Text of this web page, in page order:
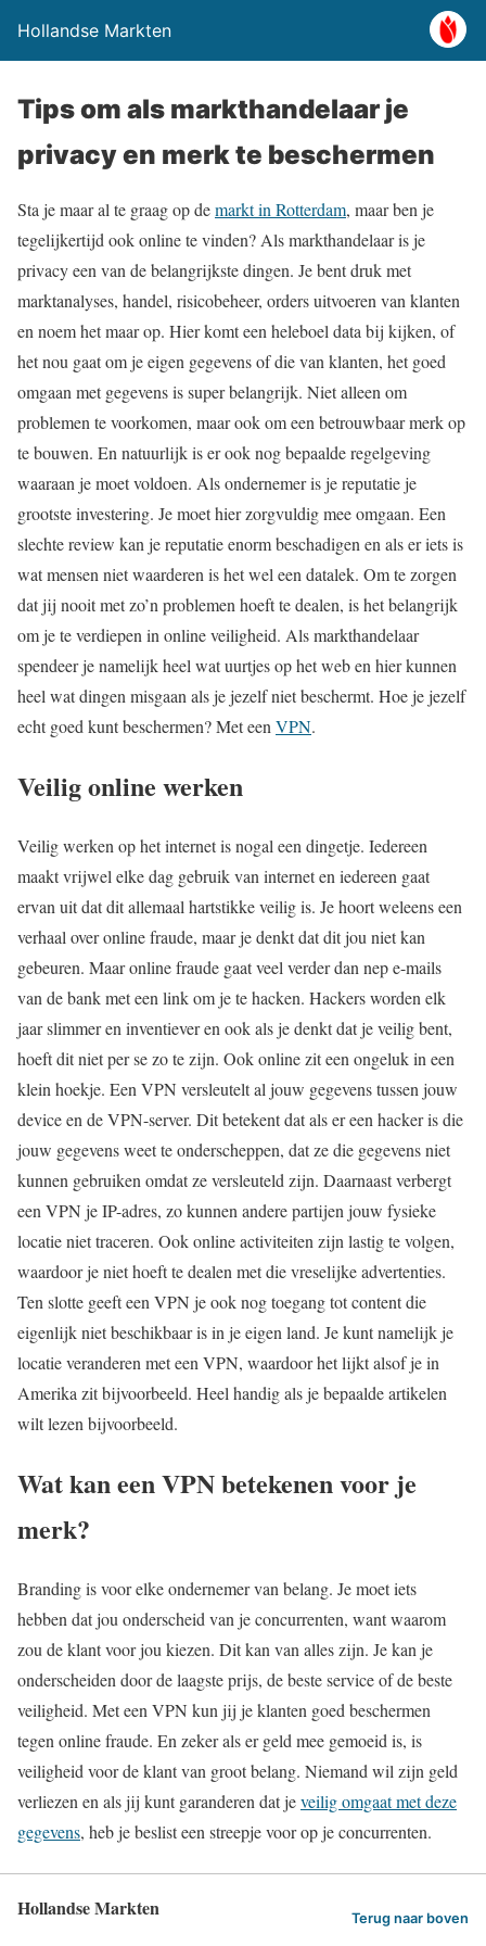
Hollandse Markten
Tips om als markthandelaar je
privacy en merk te beschermen
Sta je maar al te graag op demarkt in Rotterdam, maar ben je
tegelijkertijd ook online te vinden? Als markthandelaar is je
privacy een van de belangrijkste dingen. Je bent druk met
marktanalyses, handel, risicobeheer, orders uitvoeren van klanten
en noem het maar op. Hier komt een heleboel data bij kijken, of
het nou gaat om je eigen gegevens of die van klanten, het goed
omgaan met gegevens is super belangrijk. Niet alleen om
problemen te voorkomen, maar ook om een betrouwbaar merk op
te bouwen. En natuurlijk is er ook nog bepaalde regelgeving
waaraan je moet voldoen. Als ondernemer is je reputatie je
grootste investering. Je moet hier zorgvuldig mee omgaan. Een
slechte review kan je reputatie enorm beschadigen en als er iets is
wat mensen niet waarderen is het wel een datalek. Om te zorgen
dat jij nooit met zo’n problemen hoeft te dealen, is het belangrijk
om je te verdiepen in online veiligheid. Als markthandelaar
spendeer je namelijk heel wat uurtjes op het web en hier kunnen
heel wat dingen misgaan als je jezelf niet beschermt. Hoe je jezelf
echt goed kunt beschermen? Met een VPN.
Veilig online werken
Veilig werken op het internet is nogal een dingetje. Iedereen
maakt vrijwel elke dag gebruik van internet en iedereen gaat
ervan uit dat dit allemaal hartstikke veilig is. Je hoort weleens een
verhaal over online fraude, maar je denkt dat dit jou niet kan
gebeuren. Maar online fraude gaat veel verder dan nep e-mails
van de bank met een link om je te hacken. Hackers worden elk
jaar slimmer en inventiever en ook als je denkt dat je veilig bent,
hoeft dit niet per se zo te zijn. Ook online zit een ongeluk in een
klein hoekje. Een VPN versleutelt al jouw gegevens tussen jouw
device en de VPN-server. Dit betekent dat als er een hacker is die
jouw gegevens weet te onderscheppen, dat ze die gegevens niet
kunnen gebruiken omdat ze versleuteld zijn. Daarnaast verbergt
een VPN je IP-adres, zo kunnen andere partijen jouw fysieke
locatie niet traceren. Ook online activiteiten zijn lastig te volgen,
waardoor je niet hoeft te dealen met die vreselijke advertenties.
Ten slotte geeft een VPN je ook nog toegang tot content die
eigenlijk niet beschikbaar is in je eigen land. Je kunt namelijk je
locatie veranderen met een VPN, waardoor het lijkt alsof je in
Amerika zit bijvoorbeeld. Heel handig als je bepaalde artikelen
wilt lezen bijvoorbeeld.
Wat kan een VPN betekenen voor je
merk?
Branding is voor elke ondernemer van belang. Je moet iets
hebben dat jou onderscheid van je concurrenten, want waarom
zou de klant voor jou kiezen. Dit kan van alles zijn. Je kan je
onderscheiden door de laagste prijs, de beste service of de beste
veiligheid. Met een VPN kun jij je klanten goed beschermen
tegen online fraude. En zeker als er geld mee gemoeid is, is
veiligheid voor de klant van groot belang. Niemand wil zijn geld
verliezen en als jij kunt garanderen dat jeveilig omgaat met deze
gegevens, heb je beslist een streepje voor op je concurrenten.
Hollandse Markten Terug naar boven